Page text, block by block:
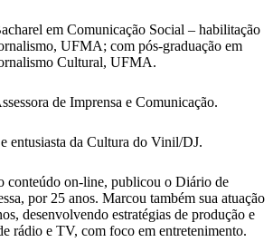
em Comunicação Social – habilitação
UFMA; com pós-graduação em
Cultural, UFMA.
de Imprensa e Comunicação.
entusiasta da Cultura do Vinil/DJ.
conteúdo on-line, publicou o Diário de
por 25 anos. Marcou também sua atuação
desenvolvendo estratégias de produção e
rádio e TV, com foco em entretenimento.